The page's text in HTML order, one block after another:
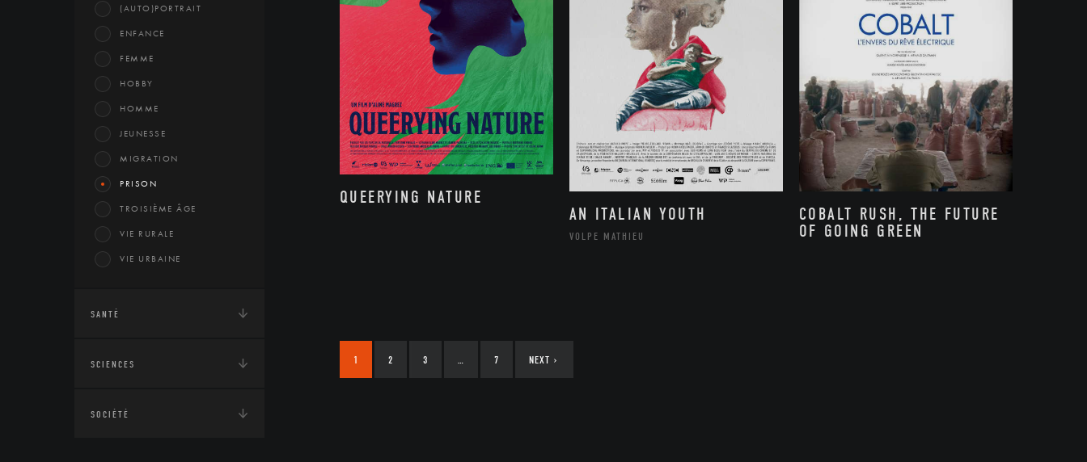
(AUTO)PORTRAIT
ENFANCE
FEMME
HOBBY
HOMME
JEUNESSE
MIGRATION
PRISON
TROISIÈME ÂGE
VIE RURALE
VIE URBAINE
SANTÉ
SCIENCES
SOCIÉTÉ
QUEERYING NATURE
AN ITALIAN YOUTH
VOLPE MATHIEU
COBALT RUSH, THE FUTURE
OF GOING GREEN
1 2 3 7 NEXT ›